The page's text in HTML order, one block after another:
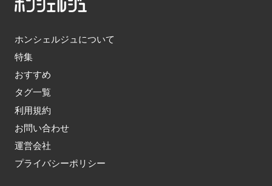
ホンシェルジュについて
特集
おすすめ
タグ一覧
利用規約
お問い合わせ
運営会社
プライバシーポリシー